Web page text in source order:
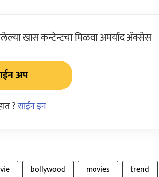
खास कन्टेन्टचा मिळवा अमर्याद ॲक्सेस
अप
?साईन इन
bollywood movies
trend